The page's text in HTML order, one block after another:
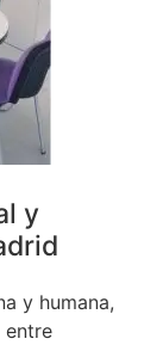
y
y humana,
entre